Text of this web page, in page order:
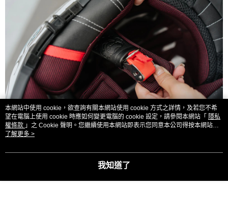
本網站中使用 cookie，欲查詢有關本網站使用 cookie 方式之詳情，及若您不希
望在電腦上使用 cookie 時應如何變更電腦的 cookie 設定，請參閱本網站「 隱私
權條款 」之 Cookie 聲明。您繼續使用本網站即表示您同意本公司得按本網站使
用條款之 Cookie 聲明使用 cookie。
了解更多 >
我知道了